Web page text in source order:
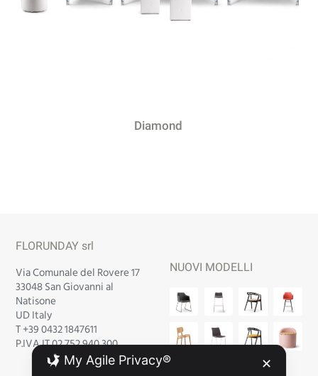
Diamond
FLORUNDAY srl
Via Comunale del Rovere 17
33048 San Giovanni al
Natisone
UD Italy
T +39 0432 1847611
P.IVA IT 02 752 940 300
NUOVI MODELLI
My Agile Privacy® ✕